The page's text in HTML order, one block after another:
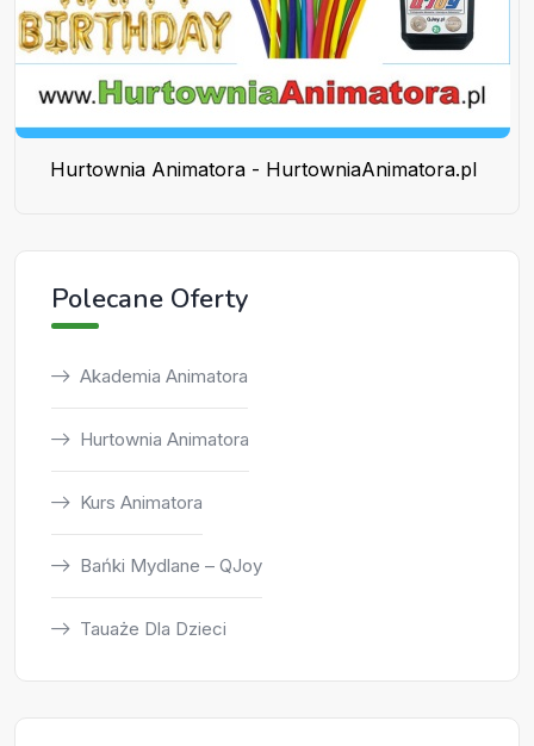
Hurtownia Animatora - HurtowniaAnimatora.pl
Polecane Oferty
Akademia Animatora
Hurtownia Animatora
Kurs Animatora
Bańki Mydlane – QJoy
Tauaże Dla Dzieci